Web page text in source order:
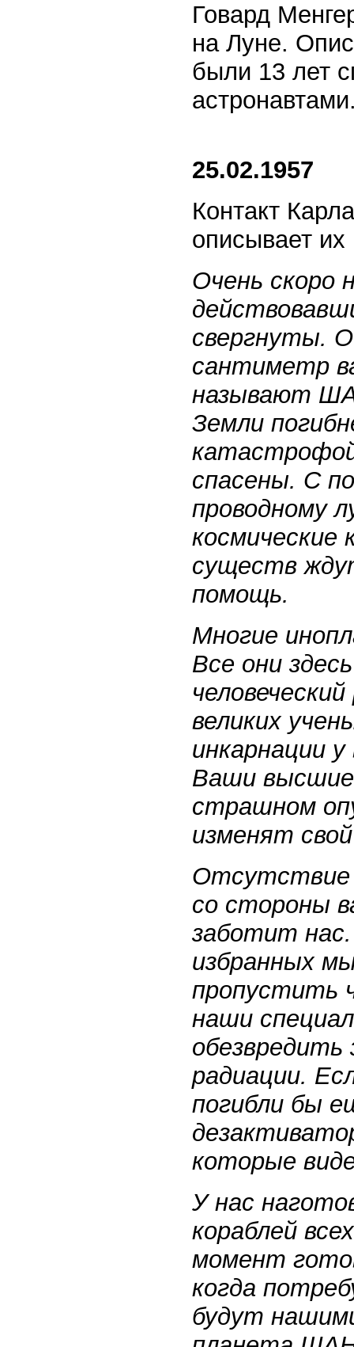
Говард
на Луне.
были 13 лет
25.02.1957
Контакт
описывает
Очень скоро
свергнуты.
сантиметр
называют
Земли
спасены. С
проводному
существ
помощь.
Многие
Все они
великих
инкарнации
Ваши высшие
страшном
изменят
Отсутствие
со стороны
заботит
избранных
пропустить
наши
радиации.
погибли бы
которые
У нас
кораблей
момент
когда
будут